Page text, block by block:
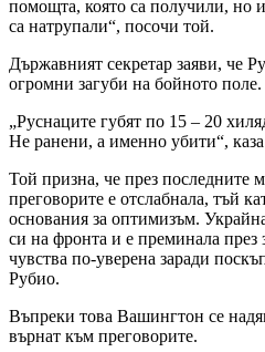
помощта, която са получили, но
са натрупали“, посочи той.
Държавният секретар заяви, че
огромни загуби на бойното поле.
„Руснаците губят по 15 – 20
Не ранени, а именно убити“,
Той призна, че през последните
преговорите е отслабнала, тъй
основания за оптимизъм.
си на фронта и е преминала през
чувства по-уверена заради
Рубио.
Въпреки това Вашингтон се
върнат към преговорите.